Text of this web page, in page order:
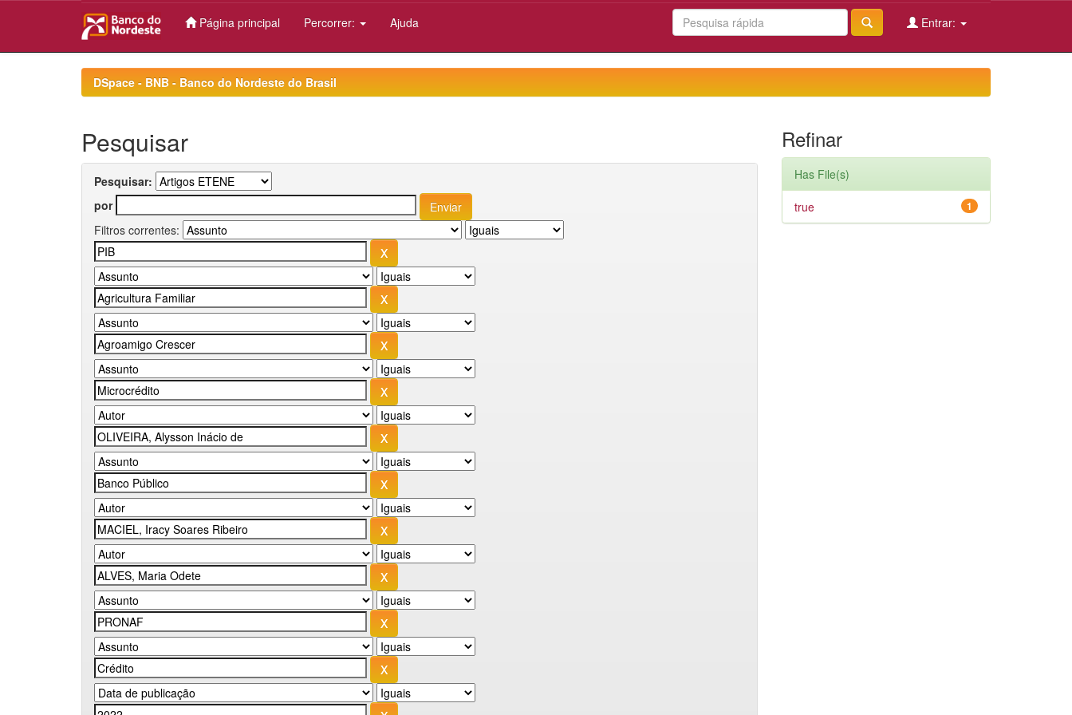
Página principal Percorrer: Ajuda Entrar:
DSpace - BNB - Banco do Nordeste do Brasil
Pesquisar
Pesquisar:
por
Filtros correntes:
Refinar
Has File(s)
1
true